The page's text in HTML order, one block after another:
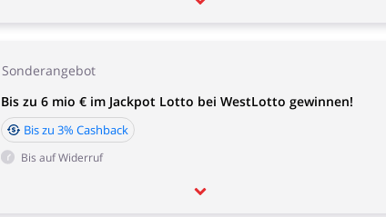
Sonderangebot
Bis zu 6 mio € im Jackpot Lotto bei WestLotto gewinnen!
Bis zu 3% Cashback
Bis auf Widerruf